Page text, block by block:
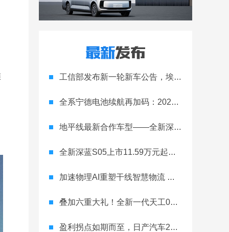
工信部发布新一轮新车公告，埃安Ray 7引发关注
全系宁德电池续航再加码：2027款埃安RT上市，9.98万元起
地平线最新合作车型——全新深蓝S05正式上市！
全新深蓝S05上市11.59万元起，全球时尚激光智能SUV全面进阶
加速物理AI重塑干线智慧物流 智加科技战略合作图达通
叠加六重大礼！全新一代天工08 670 Max上市限时价17.99万元
盈利拐点如期而至，日产汽车26财年一季度财报释放稳健增长信号